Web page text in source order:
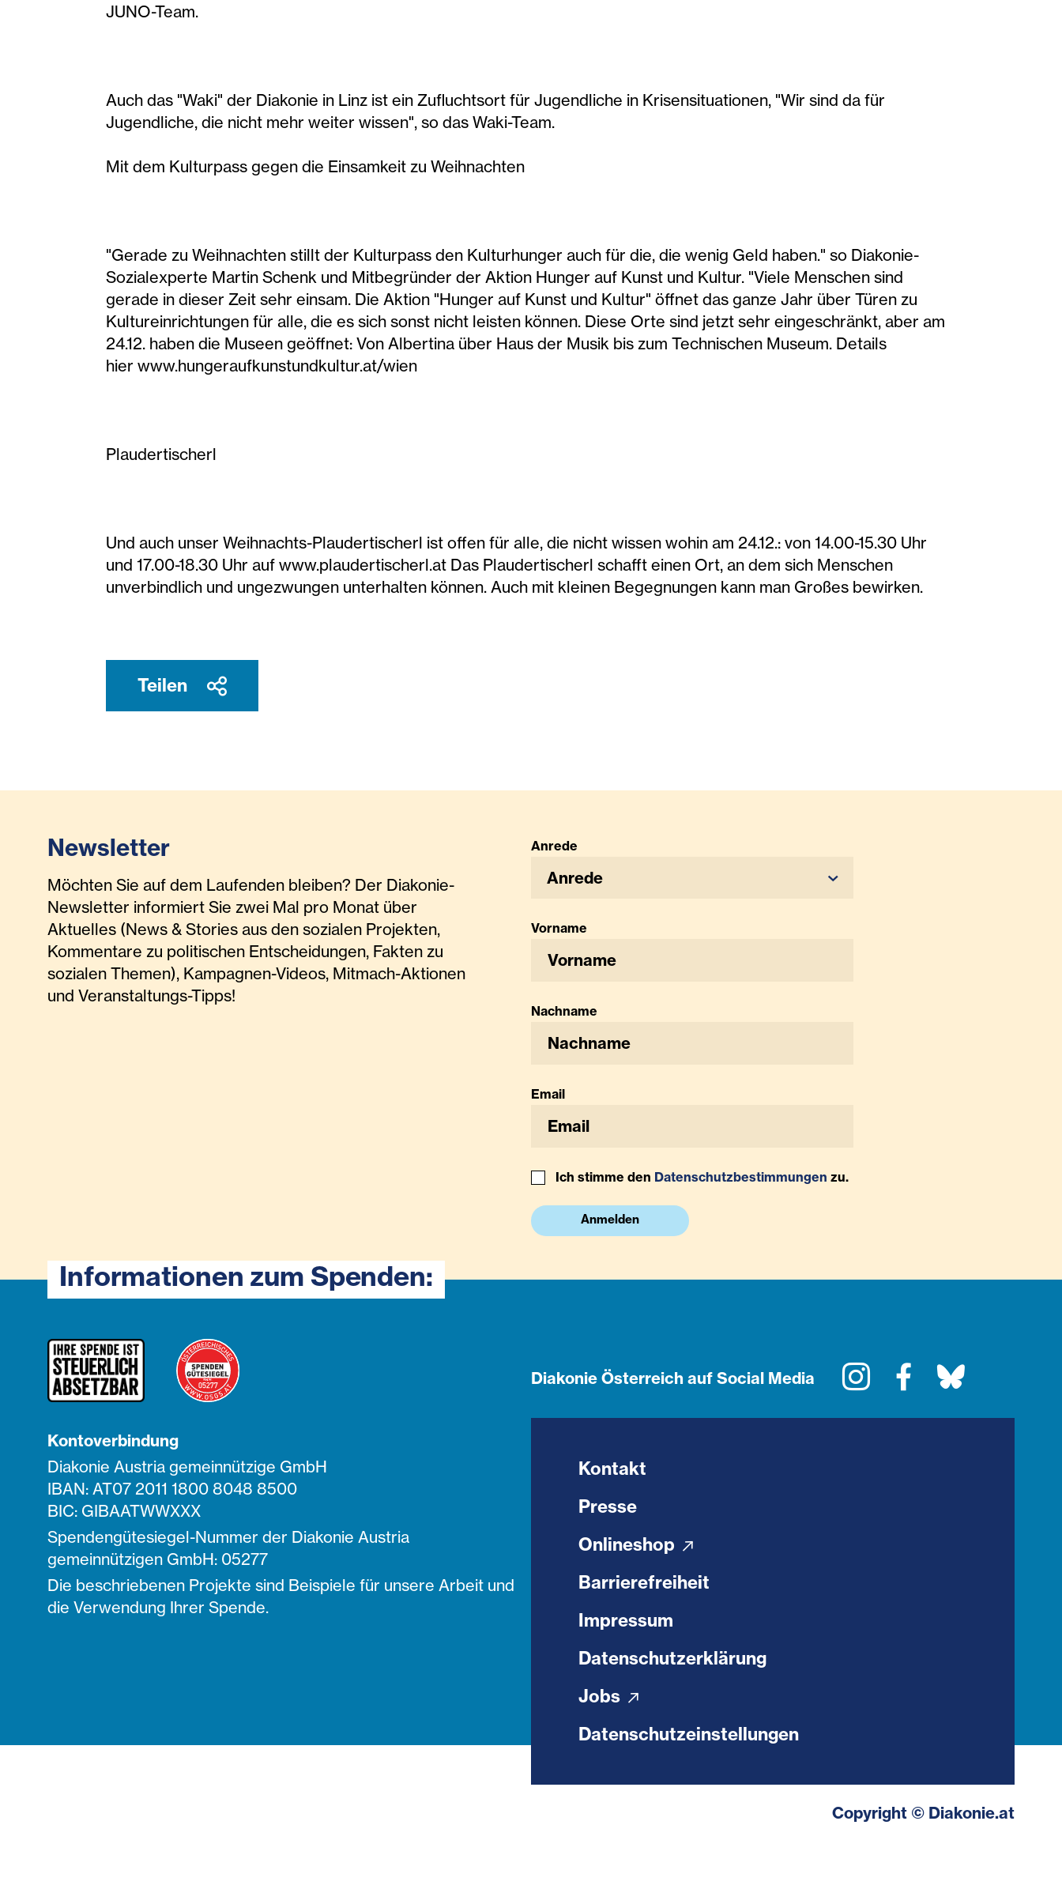
JUNO-Team.
Auch das "Waki" der Diakonie in Linz ist ein Zufluchtsort für Jugendliche in Krisensituationen, "Wir sind da für
Jugendliche, die nicht mehr weiter wissen", so das Waki-Team.
Mit dem Kulturpass gegen die Einsamkeit zu Weihnachten
"Gerade zu Weihnachten stillt der Kulturpass den Kulturhunger auch für die, die wenig Geld haben." so Diakonie-
Sozialexperte Martin Schenk und Mitbegründer der Aktion Hunger auf Kunst und Kultur. "Viele Menschen sind
gerade in dieser Zeit sehr einsam. Die Aktion "Hunger auf Kunst und Kultur" öffnet das ganze Jahr über Türen zu
Kultureinrichtungen für alle, die es sich sonst nicht leisten können. Diese Orte sind jetzt sehr eingeschränkt, aber am
24.12. haben die Museen geöffnet: Von Albertina über Haus der Musik bis zum Technischen Museum. Details
hier www.hungeraufkunstundkultur.at/wien
Plaudertischerl
Und auch unser Weihnachts-Plaudertischerl ist offen für alle, die nicht wissen wohin am 24.12.: von 14.00-15.30 Uhr
und 17.00-18.30 Uhr auf www.plaudertischerl.at Das Plaudertischerl schafft einen Ort, an dem sich Menschen
unverbindlich und ungezwungen unterhalten können. Auch mit kleinen Begegnungen kann man Großes bewirken.
Teilen
Newsletter
Möchten Sie auf dem Laufenden bleiben? Der Diakonie-
Newsletter informiert Sie zwei Mal pro Monat über
Aktuelles (News & Stories aus den sozialen Projekten,
Kommentare zu politischen Entscheidungen, Fakten zu
sozialen Themen), Kampagnen-Videos, Mitmach-Aktionen
und Veranstaltungs-Tipps!
Anrede
Anrede
Vorname
Nachname
Email
Ich stimme den Datenschutzbestimmungen zu.
Anmelden
Informationen zum Spenden:
Kontoverbindung
Diakonie Austria gemeinnützige GmbH
IBAN: AT07 2011 1800 8048 8500
BIC: GIBAATWWXXX
Spendengütesiegel-Nummer der Diakonie Austria
gemeinnützigen GmbH: 05277
Die beschriebenen Projekte sind Beispiele für unsere Arbeit und
die Verwendung Ihrer Spende.
Diakonie Österreich auf Social Media InstagramFacebook
Kontakt
Presse
Onlineshop
Barrierefreiheit
Impressum
Datenschutzerklärung
Jobs
Datenschutzeinstellungen
Copyright © Diakonie.at